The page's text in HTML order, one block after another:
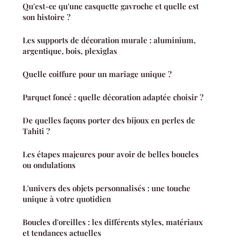
Qu'est-ce qu'une casquette gavroche et quelle est
son histoire ?
Les supports de décoration murale : aluminium,
argentique, bois, plexiglas
Quelle coiffure pour un mariage unique ?
Parquet foncé : quelle décoration adaptée choisir ?
De quelles façons porter des bijoux en perles de
Tahiti ?
Les étapes majeures pour avoir de belles boucles
ou ondulations
L'univers des objets personnalisés : une touche
unique à votre quotidien
Boucles d'oreilles : les différents styles, matériaux
et tendances actuelles